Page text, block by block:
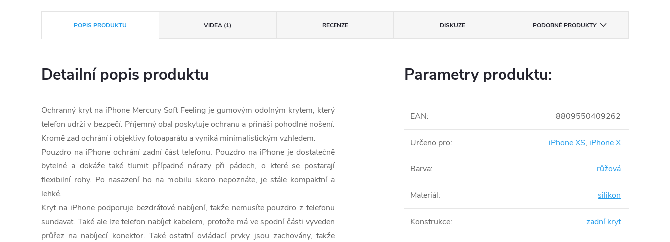
POPIS PRODUKTU VIDEA (1) RECENZE DISKUZE PODOBNÉ PRODUKTY
Detailní popis produktu
Ochranný kryt na iPhone Mercury Soft Feeling je gumovým odolným krytem, který
telefon udrží v bezpečí. Příjemný obal poskytuje ochranu a přináší pohodlné nošení.
Kromě zad ochrání i objektivy fotoaparátu a vyniká minimalistickým vzhledem.
Pouzdro na iPhone ochrání zadní část telefonu. Pouzdro na iPhone je dostatečně
bytelné a dokáže také tlumit případné nárazy při pádech, o které se postarají
flexibilní rohy. Po nasazení ho na mobilu skoro nepoznáte, je stále kompaktní a
lehké.
Kryt na iPhone podporuje bezdrátové nabíjení, takže nemusíte pouzdro z telefonu
sundavat. Také ale lze telefon nabíjet kabelem, protože má ve spodní části vyveden
průřez na nabíjecí konektor. Také ostatní ovládací prvky jsou zachovány, takže
Parametry produktu:
EAN: 8809550409262
Určeno pro: iPhone XS, iPhone X
Barva: růžová
Materiál: silikon
Konstrukce: zadní kryt